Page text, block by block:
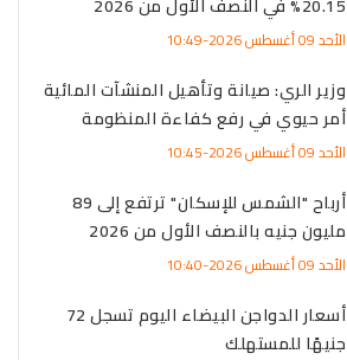
20.15% في النصف الأول من 2026
الأحد 09 أغسطس 2026-10:49
وزير الري: صيانة وتأهيل المنشآت المائية
أمر حيوي في رفع كفاءة المنظومة
الأحد 09 أغسطس 2026-10:45
أرباح "الشمس للإسكان" ترتفع إلى 89
مليون جنيه بالنصف الأول من 2026
الأحد 09 أغسطس 2026-10:40
أسعار الدواجن البيضاء اليوم تسجل 72
جنيهًا للمستهلك